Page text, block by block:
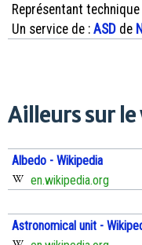
Représentant technique
Un service de : ASD de
Ailleurs sur le
Albedo - Wikipedia
en.wikipedia.org
Astronomical unit -